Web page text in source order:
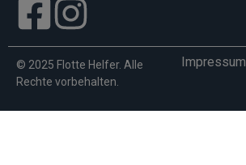
© 2025 Flotte Helfer. Alle
Rechte vorbehalten.
Impressum